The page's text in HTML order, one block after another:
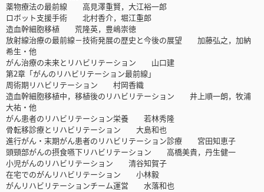
薬物療法の最前線 高見澤重賢，大江裕一郎
ロボット支援手術 北村香介，堀江重郎
造血幹細胞移植 荒隆英，豊嶋崇徳
放射線治療の最前線－技術発展の歴史と今後の展望 加藤弘之，加納
希生・他
がん治療の未来とリハビリテーション 山口建
第2章「がんのリハビリテーション最前線」
周術期リハビリテーション 村岡香織
造血幹細胞移植中，移植後のリハビリテーション 井上順一朗，牧浦
大祐・他
がん患者のリハビリテーション栄養 若林秀隆
骨転移診療とリハビリテーション 大島和也
進行がん・末期がん患者のリハビリテーション診療 宮田知恵子
頭頸部がんの摂食嚥下リハビリテーション 高橋美貴，丹生健一
小児がんのリハビリテーション 清谷知賀子
在宅でのがんリハビリテーション 小林毅
がんリハビリテーションチーム運営 水落和也